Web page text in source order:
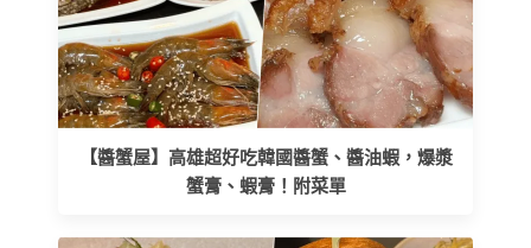
【醬蟹屋】高雄超好吃韓國醬蟹、醬油蝦，爆漿
蟹膏、蝦膏！附菜單